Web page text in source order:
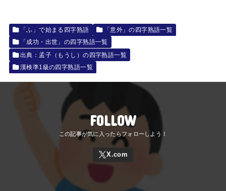
「ふ」で始まる四字熟語
「意外」の四字熟語一覧
「成功・出世」の四字熟語一覧
出典：孟子（もうし）の四字熟語一覧
漢検準1級の四字熟語一覧
FOLLOW